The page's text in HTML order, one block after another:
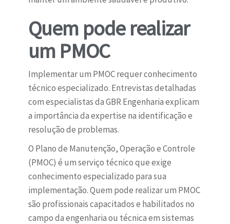
Quem pode realizar
um PMOC
Implementar um PMOC requer conhecimento
técnico especializado. Entrevistas detalhadas
com especialistas da GBR Engenharia explicam
a importância da expertise na identificação e
resolução de problemas.
O Plano de Manutenção, Operação e Controle
(PMOC) é um serviço técnico que exige
conhecimento especializado para sua
implementação. Quem pode realizar um PMOC
são profissionais capacitados e habilitados no
campo da engenharia ou técnica em sistemas